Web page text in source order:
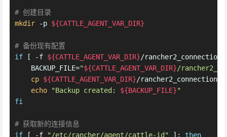
# 创建目录
mkdir -p ${CATTLE_AGENT_VAR_DIR}
# 备份现有配置
if [ -f ${CATTLE_AGENT_VAR_DIR}/
    BACKUP_FILE=
"${CATTLE_AGENT_VAR_DIR}/
cp ${CATTLE_AGENT_VAR_DIR}/
echo
"Backup created: ${BACKUP_FILE}"
fi
# 获取新的连接信息
if [ -f "/etc/rancher/agent/cattle-id" ]; then